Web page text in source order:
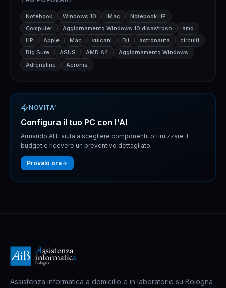
Notebook Windows 10 iMac
Notebook HP
Computer
Aggiornamento Windows 10 disastroso
amd
HP
Apple Mac vulcani Dji astronauta
circuiti
Big Sure
ASUS AMD A4
Aggiornamento Windows
Adrenaline
Acronis
NOVITA'
Configura il tuo PC con l'AI
Armando AI ti aiuta a scegliere componenti, ottimizzare il
budget e ricevere un preventivo dettagliato.
Provalo ora
Assistenza informatica a domicilio e in laboratorio su Bologna